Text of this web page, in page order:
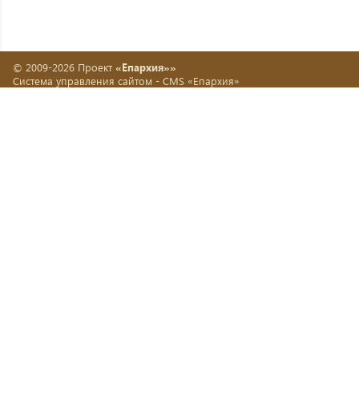
© 2009-2026 Проект «Епархия»»
Система управления сайтом - CMS «Епархия»